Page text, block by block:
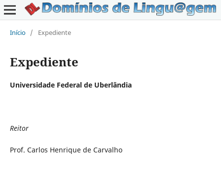
Início / Expediente
Expediente
Universidade Federal de Uberlândia
Reitor
Prof. Carlos Henrique de Carvalho